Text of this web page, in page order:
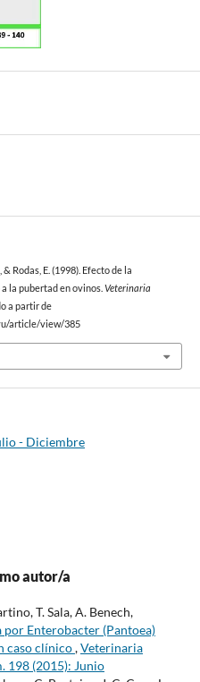
& Rodas, E. (1998). Efecto de la
la pubertad en ovinos. Veterinaria
a partir de
article/view/385
- Diciembre
autor/a
T. Sala, A. Benech,
por Enterobacter (Pantoea)
caso clínico,Veterinaria
198 (2015): Junio